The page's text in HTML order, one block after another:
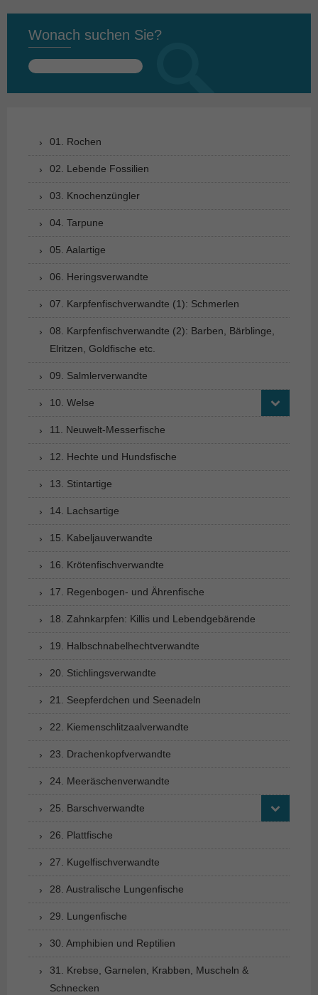
Wonach suchen Sie?
Suchen
01. Rochen
02. Lebende Fossilien
03. Knochenzüngler
04. Tarpune
05. Aalartige
06. Heringsverwandte
07. Karpfenfischverwandte (1): Schmerlen
08. Karpfenfischverwandte (2): Barben, Bärblinge,
Elritzen, Goldfische etc.
09. Salmlerverwandte
10. Welse
11. Neuwelt-Messerfische
12. Hechte und Hundsfische
13. Stintartige
14. Lachsartige
15. Kabeljauverwandte
16. Krötenfischverwandte
17. Regenbogen- und Ährenfische
18. Zahnkarpfen: Killis und Lebendgebärende
19. Halbschnabelhechtverwandte
20. Stichlingsverwandte
21. Seepferdchen und Seenadeln
22. Kiemenschlitzaalverwandte
23. Drachenkopfverwandte
24. Meeräschenverwandte
25. Barschverwandte
26. Plattfische
27. Kugelfischverwandte
28. Australische Lungenfische
29. Lungenfische
30. Amphibien und Reptilien
31. Krebse, Garnelen, Krabben, Muscheln &
Schnecken